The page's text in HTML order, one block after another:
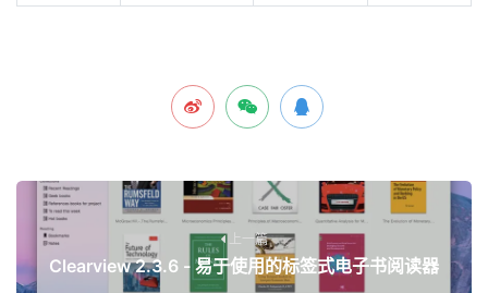
上一篇
Clearview 2.3.6 - 易于使用的标签式电子书阅读器